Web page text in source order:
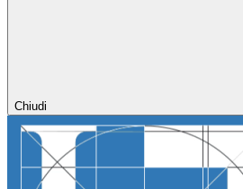
Chiudi